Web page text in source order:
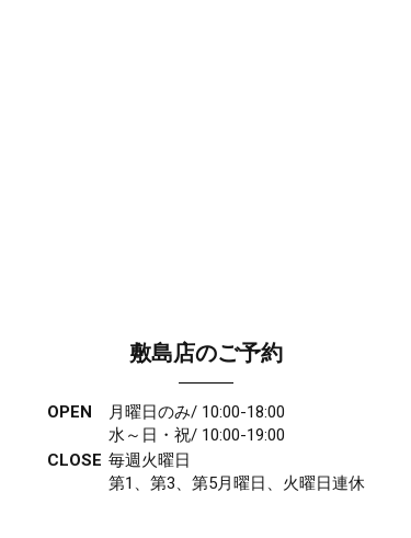
敷島店のご予約
OPEN
月曜日のみ/ 10:00-18:00
水～日・祝/ 10:00-19:00
CLOSE 毎週火曜日
第1、第3、第5月曜日、火曜日連休